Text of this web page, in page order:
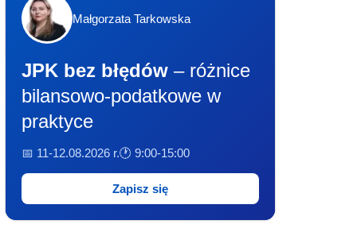
Małgorzata Tarkowska
JPK bez błędów – różnice
bilansowo-podatkowe w
praktyce
📅 11-12.08.2026 r.🕐 9:00-15:00
Zapisz się